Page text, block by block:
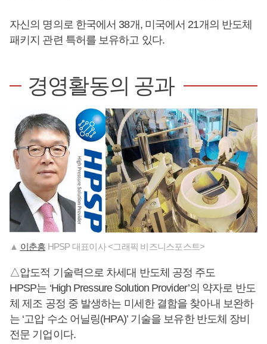
자신의 명의로 한국에서 38개, 미국에서 21개의 반도체
패키지 관련 특허를 보유하고 있다.
경영활동의 공과
▲ 이춘흥 HPSP 대표이사 <그래픽 비즈니스포스트>
△압도적 기술력으로 차세대 반도체 공정 주도
HPSP는 ‘High Pressure Solution Provider’의 약자로 반도
체 제조 공정 중 발생하는 미세한 결함을 찾아내 보완하
는 ‘고압 수소 어닐링(HPA)’ 기술을 보유한 반도체 장비
전문 기업이다.